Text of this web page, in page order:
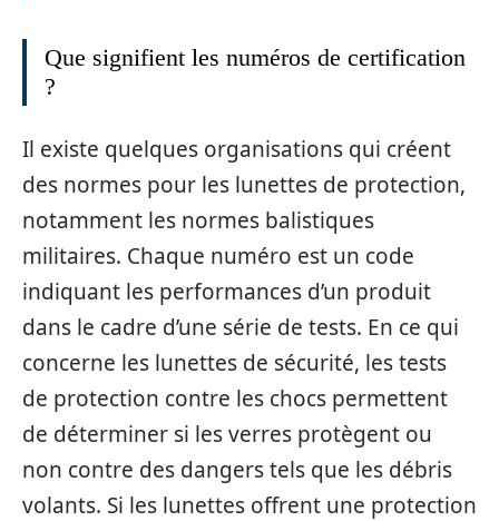
Que signifient les numéros de certification
?
Il existe quelques organisations qui créent
des normes pour les lunettes de protection,
notamment les normes balistiques
militaires. Chaque numéro est un code
indiquant les performances d’un produit
dans le cadre d’une série de tests. En ce qui
concerne les lunettes de sécurité, les tests
de protection contre les chocs permettent
de déterminer si les verres protègent ou
non contre des dangers tels que les débris
volants. Si les lunettes offrent une protection